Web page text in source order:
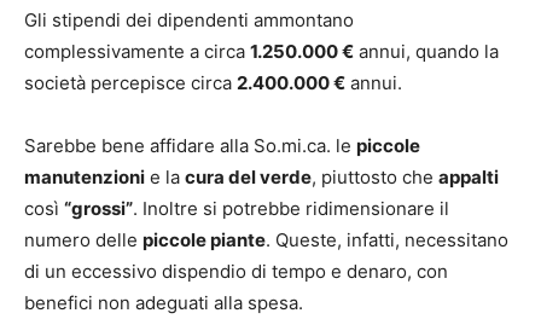
Gli stipendi dei dipendenti ammontano
complessivamente a circa 1.250.000 € annui, quando la
società percepisce circa 2.400.000 € annui.
Sarebbe bene affidare alla So.mi.ca. le piccole
manutenzioni e la cura del verde, piuttosto che appalti
così “grossi”. Inoltre si potrebbe ridimensionare il
numero delle piccole piante. Queste, infatti, necessitano
di un eccessivo dispendio di tempo e denaro, con
benefici non adeguati alla spesa.